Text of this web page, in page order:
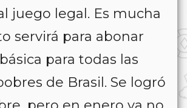
juego legal. Es mucha
servirá para abonar
para todas las
de Brasil. Se logró